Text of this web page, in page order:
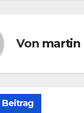
Von martin